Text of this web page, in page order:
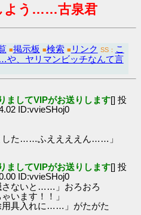
よう……古泉君
■掲示板 ■検索 ■ リンク SS： こ
、ヤリマンビッチなんて言
ましてVIPがお送りします[] 投
ID:vvieSHoj0
した……ふええええん……」
ましてVIPがお送りします[] 投
ID:vvieSHoj0
さないと……」おろおろ
います！！」
用具入れに……」がたがた